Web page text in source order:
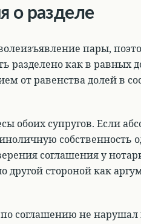
о разделе
пары,
как в равных
от равенства долей в
обоих супругов. Если
собственность
соглашения у
стороной как
соглашению не нарушал